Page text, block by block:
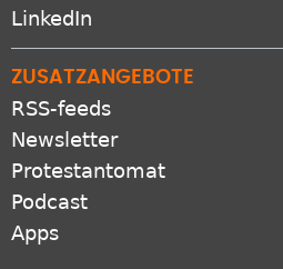
LinkedIn
ZUSATZANGEBOTE
RSS-feeds
Newsletter
Protestantomat
Podcast
Apps